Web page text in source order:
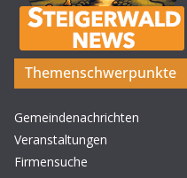
Themenschwerpunkte
Gemeindenachrichten
Veranstaltungen
Firmensuche